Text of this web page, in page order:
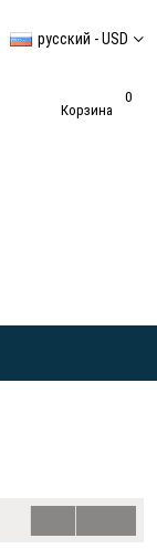
русский - USD
Корзина
0